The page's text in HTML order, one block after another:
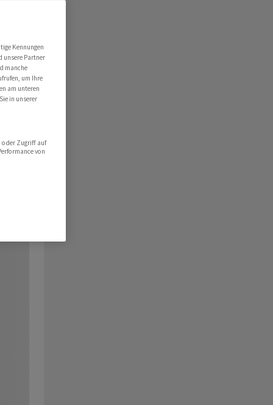
Kennungen
unsere Partner
manche
um Ihre
am unteren
in unserer
oder Zugriff auf
von